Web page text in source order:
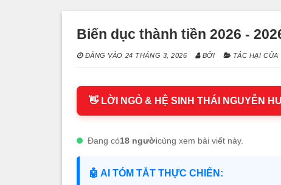
Biến dục thành tiền 2026 -
ĐĂNG VÀO 24 THÁNG 3, 2026 BỞI TÁC HẠI CỦA
👋 LỜI NGỎ & HỆ SINH THÁI NGUYỄN
Đang có18 ngườicùng xem bài viết này.
🤖 AI TÓM TẮT THỰC CHIẾN: